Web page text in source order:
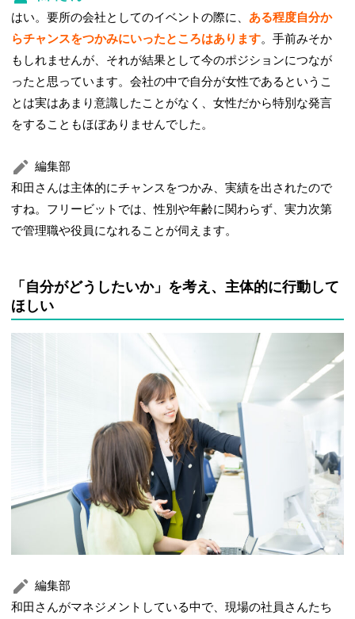
はい。要所の会社としてのイベントの際に、ある程度自分か
らチャンスをつかみにいったところはあります。手前みそか
もしれませんが、それが結果として今のポジションにつなが
ったと思っています。会社の中で自分が女性であるというこ
とは実はあまり意識したことがなく、女性だから特別な発言
をすることもほぼありませんでした。
編集部
和田さんは主体的にチャンスをつかみ、実績を出されたので
すね。フリービットでは、性別や年齢に関わらず、実力次第
で管理職や役員になれることが伺えます。
「自分がどうしたいか」を考え、主体的に行動して
ほしい
編集部
和田さんがマネジメントしている中で、現場の社員さんたち